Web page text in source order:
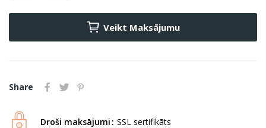
Veikt Maksājumu
Share
Droši maksājumi SSL sertifikāts